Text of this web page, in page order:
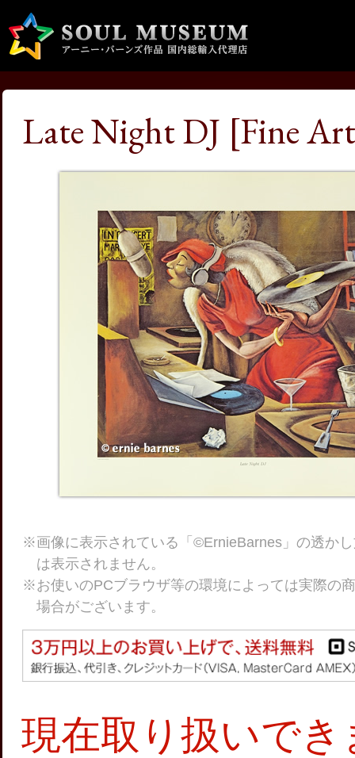
Late Night DJ [Fine
※画像に表示されている「©ErnieBarnes」の透か
は表示されません。
※お使いのPCブラウザ等の環境によっては実際の
場合がございます。
現在取り扱いでき